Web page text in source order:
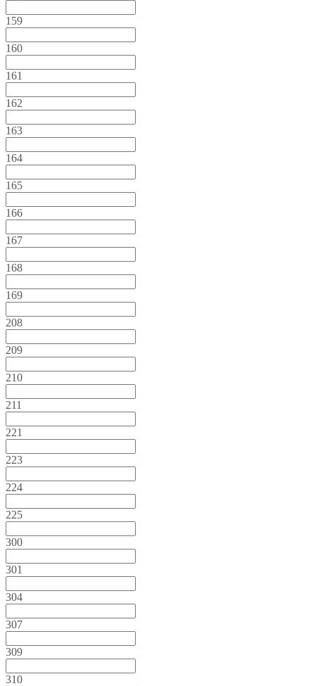
159
160
161
162
163
164
165
166
167
168
169
208
209
210
211
221
223
224
225
300
301
304
307
309
310